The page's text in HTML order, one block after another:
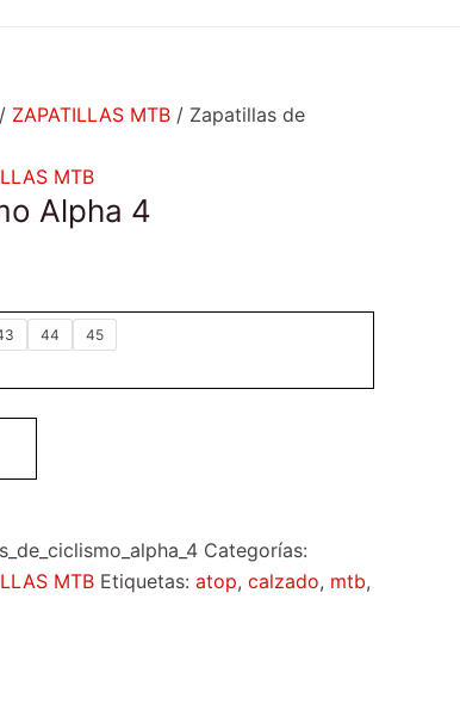
/ ZAPATILLAS MTB / Zapatillas de
MTB
Alpha 4
44 45
Categorías:
MTB Etiquetas: atop, calzado, mtb,